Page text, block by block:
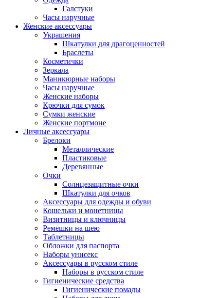
Галстуки
Часы наручные
Женские аксессуары
Украшения
Шкатулки для драгоценностей
Браслеты
Косметички
Зеркала
Маникюрные наборы
Часы наручные
Женские наборы
Крючки для сумок
Сумки женские
Женские портмоне
Личные аксессуары
Брелоки
Металлические
Пластиковые
Деревянные
Очки
Солнцезащитные очки
Шкатулки для очков
Аксессуары для одежды и обуви
Кошельки и монетницы
Визитницы и ключницы
Ремешки на шею
Таблетницы
Обложки для паспорта
Наборы унисекс
Аксессуары в русском стиле
Наборы в русском стиле
Гигиенические средства
Гигиенические помады